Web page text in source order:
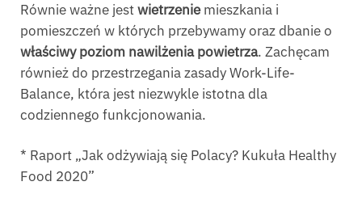
Równie ważne jestwietrzeniemieszkania i
pomieszczeń w których przebywamy oraz dbanie o
właściwy poziom nawilżenia powietrza. Zachęcam
również do przestrzegania zasady Work-Life-
Balance, która jest niezwykle istotna dla
codziennego funkcjonowania.
* Raport „Jak odżywiają się Polacy? Kukuła Healthy
Food 2020”